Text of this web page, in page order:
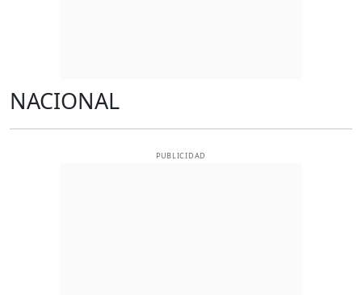
NACIONAL
PUBLICIDAD